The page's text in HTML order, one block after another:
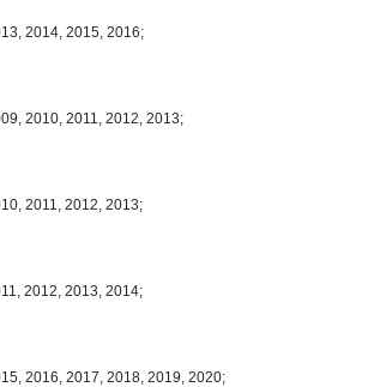
2014, 2015, 2016;
2010, 2011, 2012, 2013;
2011, 2012, 2013;
2012, 2013, 2014;
2016, 2017, 2018, 2019, 2020;